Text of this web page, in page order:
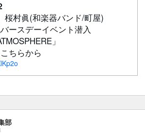
桜村眞(和楽器バンド/町屋)
ースデーイベント潜入
」
ちらから
部